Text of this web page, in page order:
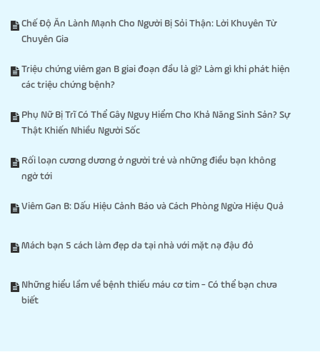
Chế Độ Ăn Lành Mạnh Cho Người Bị Sỏi Thận: Lời Khuyên Từ
Chuyên Gia
Triệu chứng viêm gan B giai đoạn đầu là gì? Làm gì khi phát hiện
các triệu chứng bệnh?
Phụ Nữ Bị Trĩ Có Thể Gây Nguy Hiểm Cho Khả Năng Sinh Sản? Sự
Thật Khiến Nhiều Người Sốc
Rối loạn cương dương ở người trẻ và những điều bạn không
ngờ tới
Viêm Gan B: Dấu Hiệu Cảnh Báo và Cách Phòng Ngừa Hiệu Quả
Mách bạn 5 cách làm đẹp da tại nhà với mặt nạ đậu đỏ
Những hiểu lầm về bệnh thiếu máu cơ tim - Có thể bạn chưa
biết